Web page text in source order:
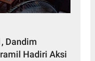
Dandim
Hadiri Aksi